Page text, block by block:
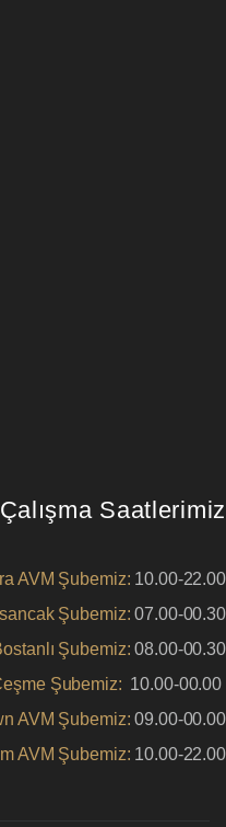
Çalışma Saatlerimiz
AVM Şubemiz: 10.00-22.00
Şubemiz: 07.00-00.30
Şubemiz: 08.00-00.30
Şubemiz: 10.00-00.00
AVM Şubemiz: 09.00-00.00
AVM Şubemiz: 10.00-22.00